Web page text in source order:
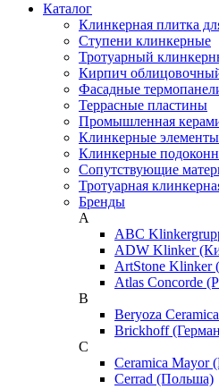
Каталог
Клинкерная плитка
Ступени клинкерные
Тротуарный
Кирпич
Фасадные
Террасные пластины
Промышленная
Клинкерные
Клинкерные
Сопутствующие
Тротуарная
Бренды
A
ABC
ADW Klinker
ArtStone Klinker
Atlas Concorde
B
Beryoza
Brickhoff
C
Ceramica Mayor
Cerrad (Польша)